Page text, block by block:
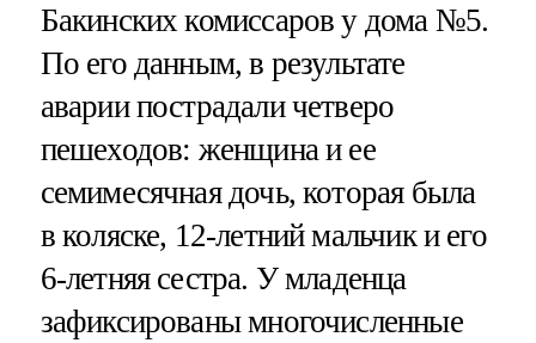
Бакинских комиссаров у дома №5.
По его данным, в результате
аварии пострадали четверо
пешеходов: женщина и ее
семимесячная дочь, которая была
в коляске, 12-летний мальчик и его
6-летняя сестра. У младенца
зафиксированы многочисленные